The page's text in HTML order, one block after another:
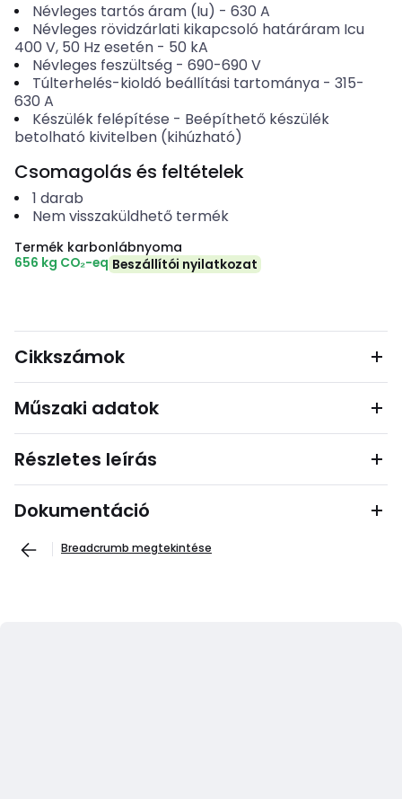
Névleges tartós áram (Iu) - 630 A
Névleges rövidzárlati kikapcsoló határáram Icu
400 V, 50 Hz esetén - 50 kA
Névleges feszültség- 690-690 V
Túlterhelés-kioldó beállítási tartománya- 315-
630 A
Készülék felépítése - Beépíthető készülék
betolható kivitelben (kihúzható)
Csomagolás és feltételek
1 darab
Nem visszaküldhető termék
Termék karbonlábnyoma
656 kg CO₂-eq Beszállítói nyilatkozat
Cikkszámok
Műszaki adatok
Részletes leírás
Dokumentáció
Breadcrumb megtekintése